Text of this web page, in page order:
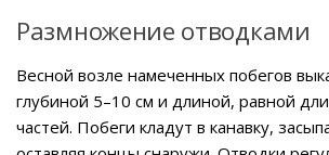
Размножение отводками
Весной возле намеченных побегов
глубиной 5–10 см и длиной, равной
частей. Побеги кладут в канавку,